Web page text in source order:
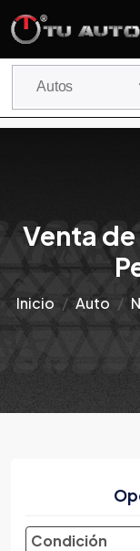
Venta
Inicio Auto
Condición